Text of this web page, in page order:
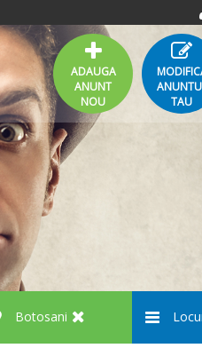
ADAUGA
ANUNT
NOU
TAU
Botosani